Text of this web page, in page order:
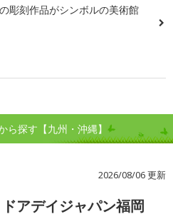
彫刻作品がシンボルの美術館
ら探す【九州・沖縄】
2026/08/06 更新
アデイジャパン福岡